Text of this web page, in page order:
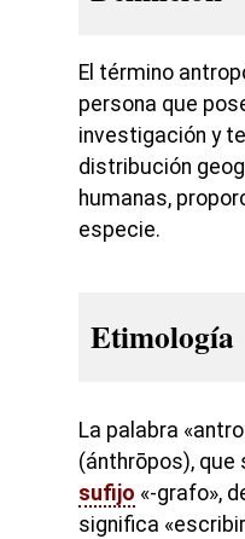
El término
persona que
investigación y
distribución
humanas,
especie.
Etimología
La palabra
(ánthrōpos), que
sufijo «-grafo»,
significa